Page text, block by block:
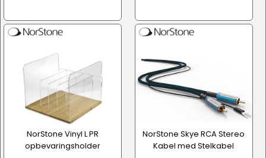
NorStone Vinyl L PR
opbevaringsholder
NorStone Skye RCA Stereo
Kabel med Stelkabel